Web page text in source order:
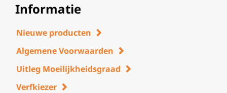
Informatie
Nieuwe producten
Algemene Voorwaarden
Uitleg Moeilijkheidsgraad
Verfkiezer